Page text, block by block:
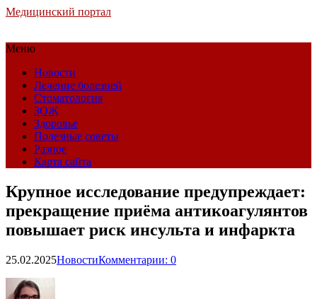
Медицинский портал
Меню
Новости
Лечение болезней
Стоматология
ЗОЖ
Здоровье
Полезные советы
Разное
Карта сайта
Крупное исследование предупреждает:
прекращение приёма антикоагулянтов
повышает риск инсульта и инфаркта
25.02.2025НовостиКомментарии: 0